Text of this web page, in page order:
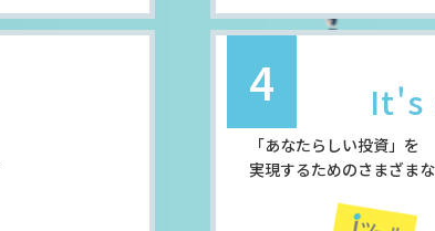
4 It's
「あなたらしい投資」を
実現するためのさまざま